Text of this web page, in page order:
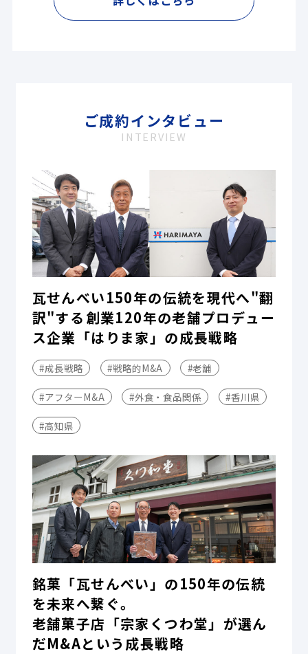
ご成約インタビュー
INTERVIEW
瓦せんべい150年の伝統を現代へ"翻
訳"する――創業120年の老舗プロデュー
ス企業「はりま家」の成長戦略
#成長戦略 #戦略的M&A #老舗
#アフターM&A #外食・食品関係 #香川県
#高知県
銘菓「瓦せんべい」の150年の伝統
を未来へ繋ぐ。
老舗菓子店「宗家くつわ堂」が選ん
だM&Aという成長戦略